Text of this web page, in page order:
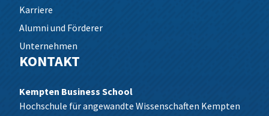
Karriere
Alumni und Förderer
Unternehmen
KONTAKT
Kempten Business School
Hochschule für angewandte Wissenschaften Kempten